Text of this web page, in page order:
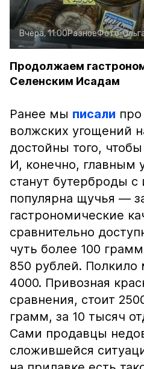
Вчера, 11:00РазноеФото:
Продолжаем
Селенским Исадам
Ранее мы писали
волжских угощений
достойны того,
И, конечно, главным
станут бутерброды
популярна щучья —
гастрономические
сравнительно
чуть более 100
850 рублей. Полкило
4000. Привозная
сравнения, стоит
грамм, за 10 тысяч
Сами продавцы
сложившейся